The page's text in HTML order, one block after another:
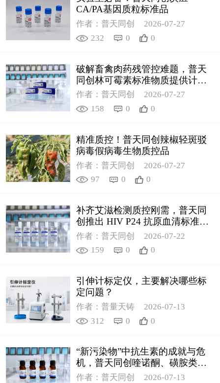
CA/PA基因质粒标准品
作者：普天同创
2026-07-27
232
0 0
破解畜禽肉药残管控难题，普天
同创林可霉素标准物质提供计量
支撑
作者：普天同创
2026-07-27
158
0 0
精准质控！普天同创辣椒轻斑驳
病毒假病毒生物质控品
作者：普天同创
2026-07-27
97
0 0
补齐艾滋检测质控刚需，普天同
创推出 HIV P24 抗原血清标准物
质
作者：普天同创
2026-07-22
159
0 0
引伸计标定仪，主要解决哪些标
定问题？
作者：普量天铸
2026-07-13
312
0 0
“新污染物”中抗生素的成就与危
机，普天同创喹诺酮、磺胺类质
控新品筑牢环境安全防线
作者：普天同创
2026-07-13